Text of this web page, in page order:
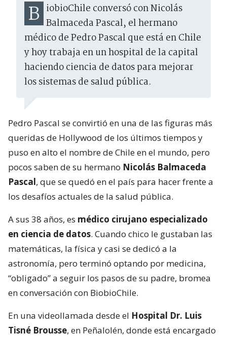
BiobioChile conversó con Nicolás Balmaceda Pascal, el hermano
médico de Pedro Pascal que está en Chile
y hoy trabaja en un hospital de la capital
haciendo ciencia de datos para mejorar
los sistemas de salud pública.
Pedro Pascal se convirtió en una de las figuras más
queridas de Hollywood de los últimos tiempos y
puso en alto el nombre de Chile en el mundo, pero
pocos saben de su hermano Nicolás Balmaceda
Pascal, que se quedó en el país para hacer frente a
los desafíos actuales de la salud pública.
A sus 38 años, es médico cirujano especializado
en ciencia de datos. Cuando chico le gustaban las
matemáticas, la física y casi se dedicó a la
astronomía, pero terminó optando por medicina,
“obligado” a seguir los pasos de su padre, bromea
en conversación con BiobioChile.
En una videollamada desde el Hospital Dr. Luis
Tisné Brousse, en Peñalolén, donde está encargado